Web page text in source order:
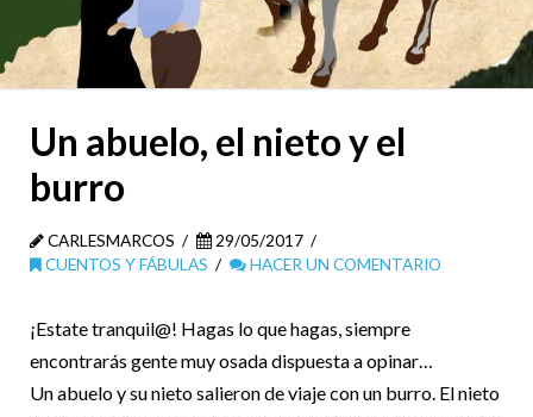
Un abuelo, el nieto y el
burro
CARLESMARCOS
29/05/2017
CUENTOS Y FÁBULAS
HACER UN COMENTARIO
¡Estate tranquil@! Hagas lo que hagas, siempre
encontrarás gente muy osada dispuesta a opinar…
Un abuelo y su nieto salieron de viaje con un burro. El nieto